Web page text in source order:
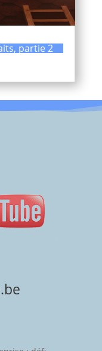
partie 2